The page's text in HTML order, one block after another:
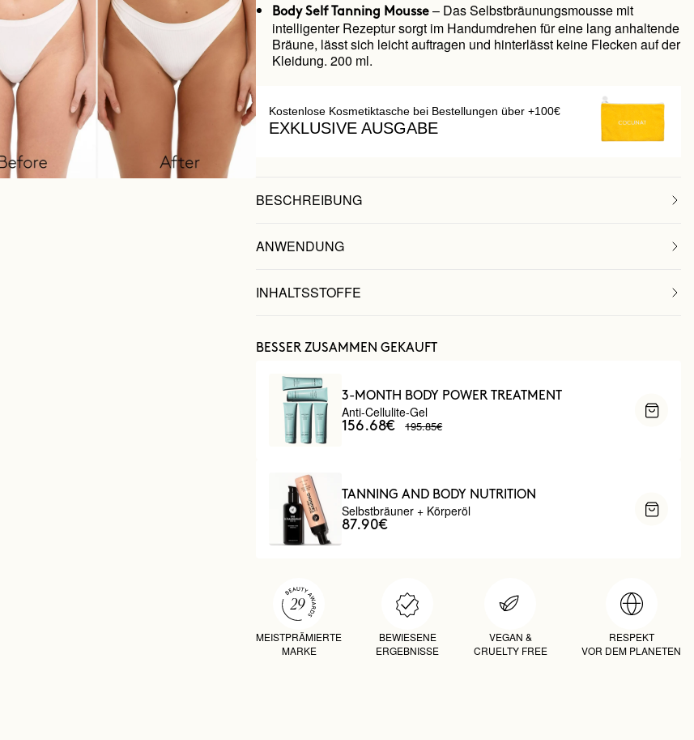
Body Self Tanning Mousse – Das Selbstbräunungsmousse mit
intelligenter Rezeptur sorgt im Handumdrehen für eine lang anhaltende
Bräune, lässt sich leicht auftragen und hinterlässt keine Flecken auf der
Kleidung. 200 ml.
Kostenlose Kosmetiktasche bei Bestellungen über +100€
EXKLUSIVE AUSGABE
BESCHREIBUNG
ANWENDUNG
INHALTSSTOFFE
BESSER ZUSAMMEN GEKAUFT
3-MONTH BODY POWER TREATMENT
Anti-Cellulite-Gel
156.68€ 195.85€
TANNING AND BODY NUTRITION
Selbstbräuner + Körperöl
87.90€
MEISTPRÄMIERTE
MARKE
BEWIESENE
ERGEBNISSE
VEGAN &
CRUELTY FREE
RESPEKT
VOR DEM PLANETEN